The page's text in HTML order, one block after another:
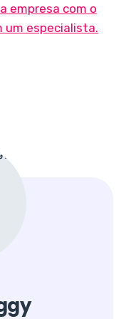
empresa com o
um especialista.